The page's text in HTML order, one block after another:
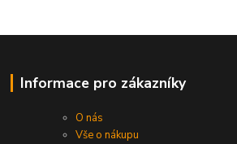
Informace pro zákazníky
O nás
Vše o nákupu